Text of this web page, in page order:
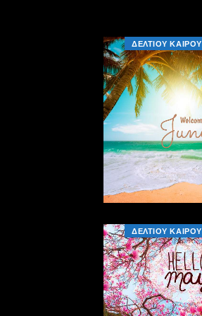
ΔΕΛΤΙΟΥ ΚΑΙΡΟΥ
ΔΕΛΤΙΟΥ ΚΑΙΡΟΥ